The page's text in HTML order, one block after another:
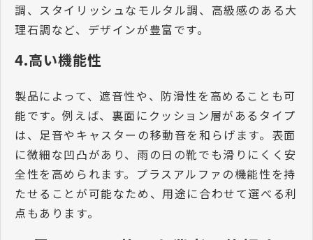
調、スタイリッシュなモルタル調、高級感のある大
理石調など、デザインが豊富です。
4.高い機能性
製品によって、遮音性や、防滑性を高めることも可
能です。例えば、裏面にクッション層があるタイプ
は、足音やキャスターの移動音を和らげます。表面
に微細な凹凸があり、雨の日の靴でも滑りにくく安
全性を高められます。プラスアルファの機能性を持
たせることが可能なため、用途に合わせて選べる利
点もあります。